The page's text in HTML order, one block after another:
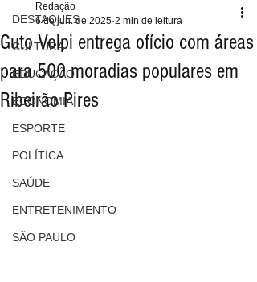
DESTAQUES
CULTURA
EDUCAÇÃO
ECONOMIA
ESPORTE
POLÍTICA
SAÚDE
ENTRETENIMENTO
SÃO PAULO
Guto Volpi entrega ofício com áreas
para 500 moradias populares em
Ribeirão Pires
Redação
6 de jun. de 2025 2 min de leitura